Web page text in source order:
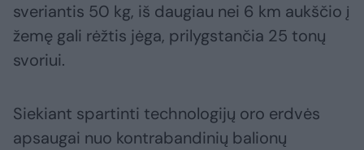
sveriantis 50 kg, iš daugiau nei 6 km aukščio į
žemę gali rėžtis jėga, prilygstančia 25 tonų
svoriui.
Siekiant spartinti technologijų oro erdvės
apsaugai nuo kontrabandinių balionų